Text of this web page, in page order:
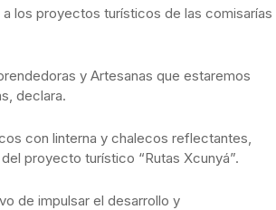
los proyectos turísticos de las comisarías
y Artesanas que estaremos
declara.
con linterna y chalecos reflectantes,
proyecto turístico “Rutas Xcunyá”.
de impulsar el desarrollo y